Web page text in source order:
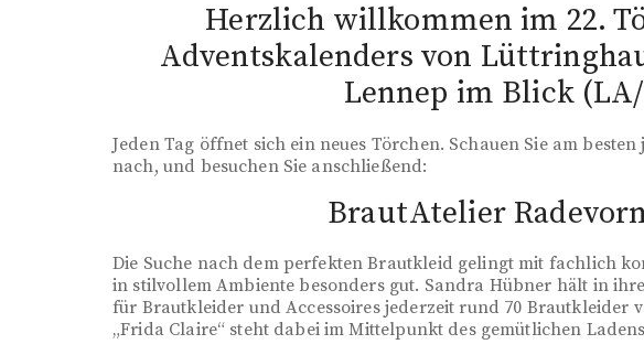
Herzlich willkommen im 22.
Adventskalenders von
Lennep im Blick
Jeden Tag öffnet sich ein neues Törchen. Schauen Sie am
nach, und besuchen Sie anschließend:
BrautAtelier
Die Suche nach dem perfekten Brautkleid gelingt mit fachlich
in stilvollem Ambiente besonders gut. Sandra Hübner hält in
für Brautkleider und Accessoires jederzeit rund 70 Brautkleider
„Frida Claire“ steht dabei im Mittelpunkt des gemütlichen